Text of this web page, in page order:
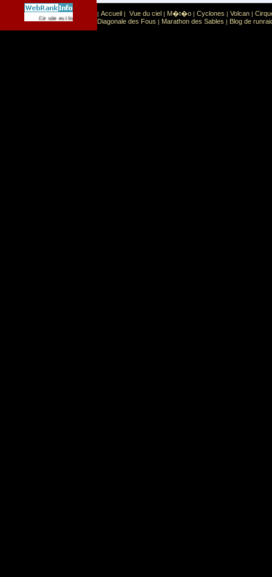
Ce site est list� dans la cat�gorie Sport: Sports extr�mes
| Accueil | Vue du ciel | M�t�o | Cyclones | Volcan |
Diagonale des Fous | Marathon des Sables | Blog de